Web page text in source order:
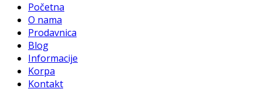
Početna
O nama
Prodavnica
Blog
Informacije
Korpa
Kontakt